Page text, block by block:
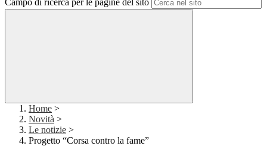
Campo di ricerca per le pagine del sito
Home >
Novità >
Le notizie >
Progetto “Corsa contro la fame”